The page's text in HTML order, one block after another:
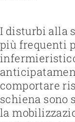
Gestire e formare il
Strutturare il lavoro e
Gestire l'azienda e
Garantire la sicurezza
Regolamentare il
Sviluppare offerte
Pubblicizzare offerte
Favorire l’inclusione
Lavorare con i familiari
Organizzare il fine vita
Gestire la transizione
Rafforzare
Affrontare le questioni
Federazione
Team
Lavorare in ARTISET
Affiliazione
Visione, missione, valori
Politiche pubbliche &
Lavoro in rete
I disturbi alla
più frequenti
comportare
schiena sono
la